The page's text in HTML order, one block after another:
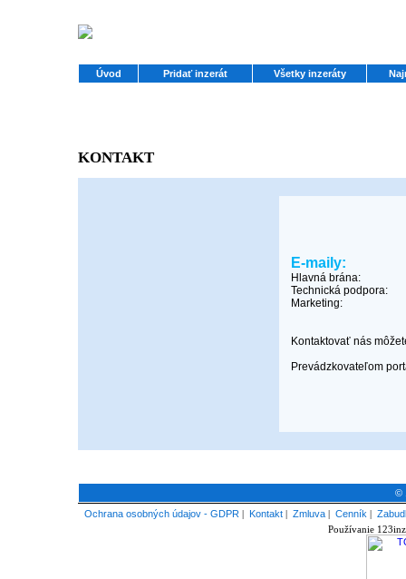
Úvod Pridať inzerát Všetky inzeráty
KONTAKT
E-maily:
Hlavná brána:
Technická podpora:
Marketing:
Kontaktovať nás
Prevádzkovateľom
©
Ochrana osobných údajov - GDPR | Kontakt | Zmluva | Cenník |
Používanie